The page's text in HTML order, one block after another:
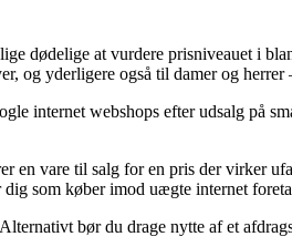
dødelige at vurdere prisniveauet i
og yderligere også til damer og
internet webshops efter udsalg på
en vare til salg for en pris der virker
som køber imod uægte internet
bør du drage nytte af et